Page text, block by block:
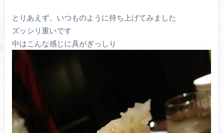
とりあえず、いつものように持ち上げてみました
ズッシリ重いです
中はこんな感じに具がぎっしり